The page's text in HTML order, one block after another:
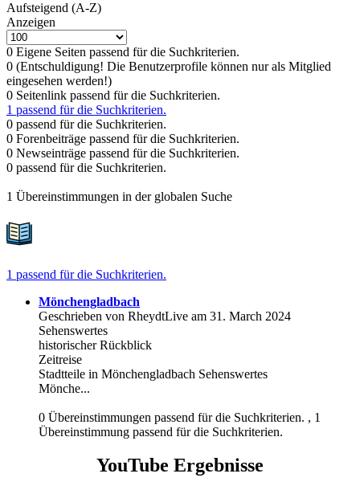
Aufsteigend (A-Z)
Anzeigen
0 Eigene Seiten passend für die Suchkriterien.
0 (Entschuldigung! Die Benutzerprofile können nur als Mitglied
eingesehen werden!)
0 Seitenlink passend für die Suchkriterien.
1 passend für die Suchkriterien.
0 passend für die Suchkriterien.
0 Forenbeiträge passend für die Suchkriterien.
0 Newseinträge passend für die Suchkriterien.
0 passend für die Suchkriterien.
1 Übereinstimmungen in der globalen Suche
1 passend für die Suchkriterien.
Mönchengladbach
Geschrieben von RheydtLive am 31. March 2024
Sehenswertes
historischer Rückblick
Zeitreise
Stadtteile in Mönchengladbach Sehenswertes
Mönche...
0 Übereinstimmungen passend für die Suchkriterien. , 1
Übereinstimmung passend für die Suchkriterien.
YouTube Ergebnisse